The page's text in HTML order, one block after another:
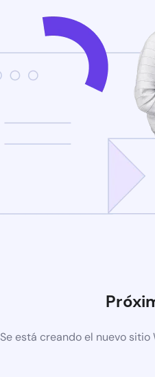
Se está creando el nuevo